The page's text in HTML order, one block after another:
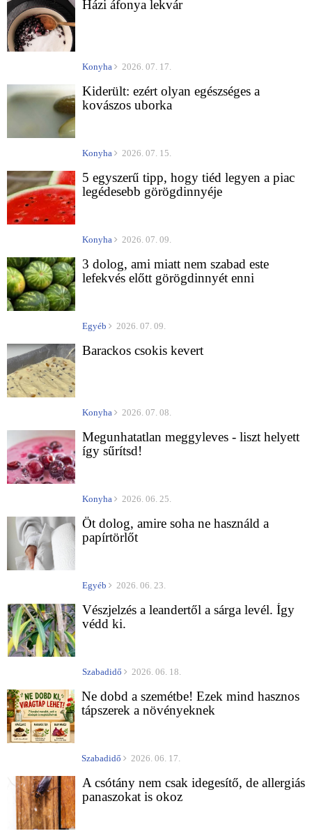
Házi áfonya lekvár
Konyha 2026. 07. 17.
Kiderült: ezért olyan egészséges a
kovászos uborka
Konyha 2026. 07. 15.
5 egyszerű tipp, hogy tiéd legyen a piac
legédesebb görögdinnyéje
Konyha 2026. 07. 09.
3 dolog, ami miatt nem szabad este
lefekvés előtt görögdinnyét enni
Egyéb 2026. 07. 09.
Barackos csokis kevert
Konyha 2026. 07. 08.
Megunhatatlan meggyleves - liszt helyett
így sűrítsd!
Konyha 2026. 06. 25.
Öt dolog, amire soha ne használd a
papírtörlőt
Egyéb 2026. 06. 23.
Vészjelzés a leandertől a sárga levél. Így
védd ki.
Szabadidő 2026. 06. 18.
Ne dobd a szemétbe! Ezek mind hasznos
tápszerek a növényeknek
Szabadidő 2026. 06. 17.
A csótány nem csak idegesítő, de allergiás
panaszokat is okoz